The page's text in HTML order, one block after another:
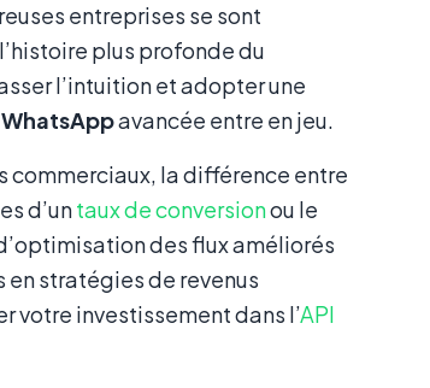
entreprises se sont
plus profonde du
l’intuition et adopter une
avancée entre en jeu.
commerciaux, la différence entre
d’untaux de conversionou le
des flux améliorés
en stratégies de revenus
votre investissement dans l’API